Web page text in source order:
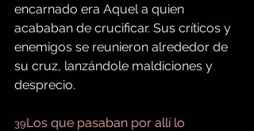
encarnado era Aquel a quien
acababan de crucificar. Sus críticos y
enemigos se reunieron alrededor de
su cruz, lanzándole maldiciones y
desprecio.
39Los que pasaban por allí lo